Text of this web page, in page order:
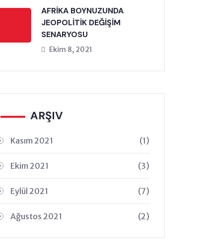
AFRİKA BOYNUZUNDA
JEOPOLİTİK DEĞİŞİM
SENARYOSU
Ekim 8, 2021
ARŞIV
Kasım 2021 (1)
Ekim 2021 (3)
Eylül 2021 (7)
Ağustos 2021 (2)